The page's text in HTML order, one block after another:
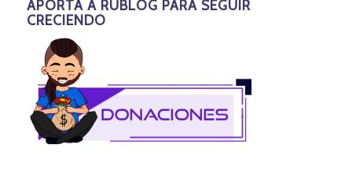
APORTA A RUBLOG PARA SEGUIR
CRECIENDO